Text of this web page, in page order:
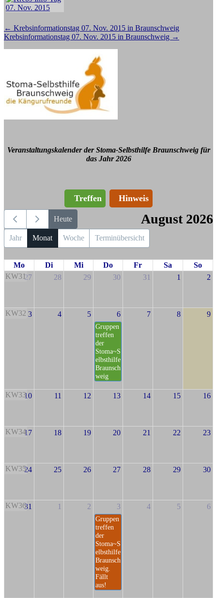
Beitragsnavigation
← Krebsinformationstag 07. Nov. 2015 in Braunschweig
Krebsinformationstag 07. Nov. 2015 in Braunschweig →
Veranstaltungskalender der Stoma-Selbsthilfe Braunschweig für
das Jahr 2026
Treffen Hinweis
Heute August 2026
Jahr Monat Woche Terminübersicht
Mo Di Mi Do Fr Sa
So
KW3127 28 29 30 31 1 2
KW32 3 4 5 6
Gruppen
treffen
der
Stoma~S
elbsthilfe
Braunsch
weig
7 8 9
KW3310 11 12 13 14 15 16
KW3417 18 19 20 21 22 23
KW3524 25 26 27 28 29 30
KW3631 1 2 3
Gruppen
treffen
der
Stoma~S
elbsthilfe
Braunsch
weig.
Fällt
aus!
4 5 6